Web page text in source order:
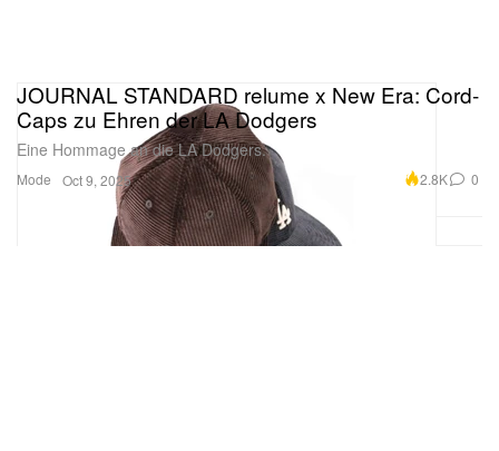
Mode
JOURNAL STANDARD relume x New Era: Cord-
Caps zu Ehren der LA Dodgers
Eine Hommage an die LA Dodgers.
Oct 9, 2025 2.8K 0